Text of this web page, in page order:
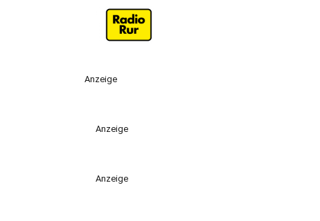
Anzeige
Anzeige
Anzeige